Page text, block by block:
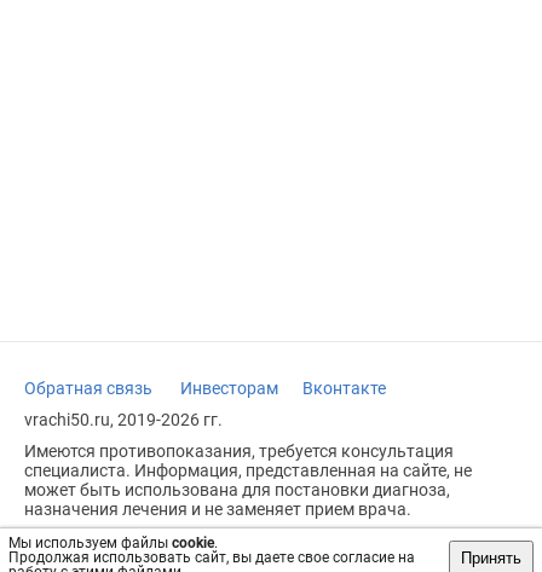
Мы используем файлы cookie.
Продолжая использовать сайт, вы даете свое согласие на
Принять
Обратная связь Инвесторам
Вконтакте
vrachi50.ru, 2019-2026 гг.
Имеются противопоказания, требуется консультация
специалиста. Информация, представленная на сайте, не
может быть использована для постановки диагноза,
назначения лечения и не заменяет прием врача.
Возрастное ограничение: 18+